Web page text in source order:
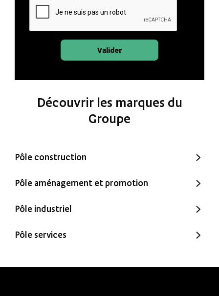
Valider
Découvrir les marques du
Groupe
Pôle construction
Trecobat
Extenbois
Mureno
Pôle aménagement et promotion
Amenatys
Office Santé – Marque partenaire
Pôle industriel
Murébois
Pôle services